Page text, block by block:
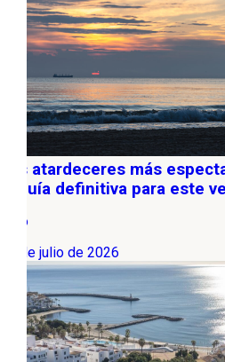
Los atardeceres más
la guía definitiva para este
Ocio
13 de julio de 2026